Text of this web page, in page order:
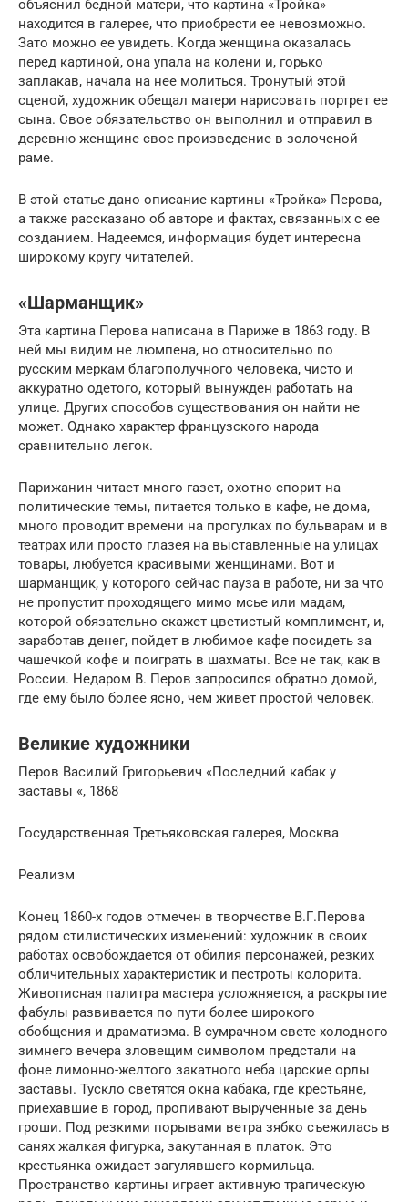
объяснил бедной матери, что картина «Тройка»
находится в галерее, что приобрести ее невозможно.
Зато можно ее увидеть. Когда женщина оказалась
перед картиной, она упала на колени и, горько
заплакав, начала на нее молиться. Тронутый этой
сценой, художник обещал матери нарисовать портрет ее
сына. Свое обязательство он выполнил и отправил в
деревню женщине свое произведение в золоченой
раме.
В этой статье дано описание картины «Тройка» Перова,
а также рассказано об авторе и фактах, связанных с ее
созданием. Надеемся, информация будет интересна
широкому кругу читателей.
«Шарманщик»
Эта картина Перова написана в Париже в 1863 году. В
ней мы видим не люмпена, но относительно по
русским меркам благополучного человека, чисто и
аккуратно одетого, который вынужден работать на
улице. Других способов существования он найти не
может. Однако характер французского народа
сравнительно легок.
Парижанин читает много газет, охотно спорит на
политические темы, питается только в кафе, не дома,
много проводит времени на прогулках по бульварам и в
театрах или просто глазея на выставленные на улицах
товары, любуется красивыми женщинами. Вот и
шарманщик, у которого сейчас пауза в работе, ни за что
не пропустит проходящего мимо мсье или мадам,
которой обязательно скажет цветистый комплимент, и,
заработав денег, пойдет в любимое кафе посидеть за
чашечкой кофе и поиграть в шахматы. Все не так, как в
России. Недаром В. Перов запросился обратно домой,
где ему было более ясно, чем живет простой человек.
Великие художники
Перов Василий Григорьевич «Последний кабак у
заставы «, 1868
Государственная Третьяковская галерея, Москва
Реализм
Конец 1860-х годов отмечен в творчестве В.Г.Перова
рядом стилистических изменений: художник в своих
работах освобождается от обилия персонажей, резких
обличительных характеристик и пестроты колорита.
Живописная палитра мастера усложняется, а раскрытие
фабулы развивается по пути более широкого
обобщения и драматизма. В сумрачном свете холодного
зимнего вечера зловещим символом предстали на
фоне лимонно-желтого закатного неба царские орлы
заставы. Тускло светятся окна кабака, где крестьяне,
приехавшие в город, пропивают вырученные за день
гроши. Под резкими порывами ветра зябко съежилась в
санях жалкая фигурка, закутанная в платок. Это
крестьянка ожидает загулявшего кормильца.
Пространство картины играет активную трагическую